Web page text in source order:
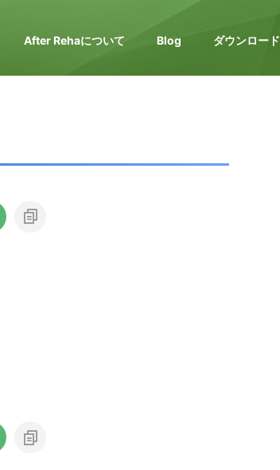
After Rehaについて Blog ダウンロード